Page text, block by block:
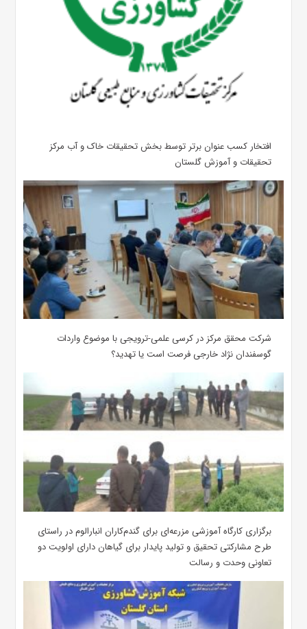
افتخار کسب عنوان برتر توسط بخش تحقیقات خاک و آب مرکز
تحقیقات و آموزش گلستان
شرکت محقق مرکز در کرسی علمی-ترویجی با موضوع واردات
گوسفندان نژاد خارجی فرصت است یا تهدید؟
برگزاری کارگاه آموزشی مزرعه‌ای برای گندم‌کاران انبارالوم در راستای
طرح مشارکتی تحقیق و تولید پایدار برای گیاهان دارای اولویت دو
تعاونی وحدت و رسالت